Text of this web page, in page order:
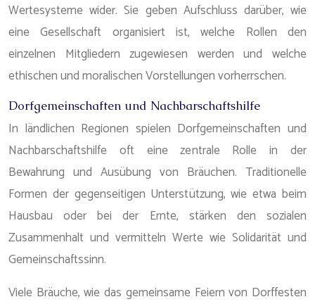
Wertesysteme wider. Sie geben Aufschluss darüber, wie
eine Gesellschaft organisiert ist, welche Rollen den
einzelnen Mitgliedern zugewiesen werden und welche
ethischen und moralischen Vorstellungen vorherrschen.
Dorfgemeinschaften und Nachbarschaftshilfe
In ländlichen Regionen spielen Dorfgemeinschaften und
Nachbarschaftshilfe oft eine zentrale Rolle in der
Bewahrung und Ausübung von Bräuchen. Traditionelle
Formen der gegenseitigen Unterstützung, wie etwa beim
Hausbau oder bei der Ernte, stärken den sozialen
Zusammenhalt und vermitteln Werte wie Solidarität und
Gemeinschaftssinn.
Viele Bräuche, wie das gemeinsame Feiern von Dorffesten